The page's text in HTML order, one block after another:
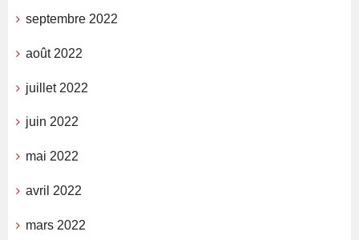
septembre 2022
août 2022
juillet 2022
juin 2022
mai 2022
avril 2022
mars 2022